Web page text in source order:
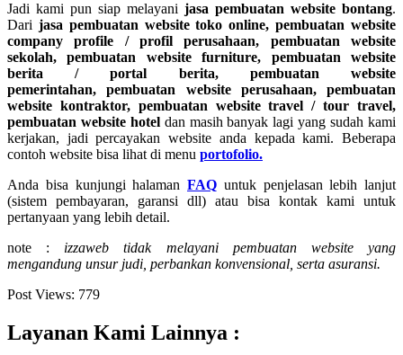
Jadi kami pun siap melayani jasa pembuatan website bontang.
Dari jasa pembuatan website toko online, pembuatan website
company profile / profil perusahaan, pembuatan website
sekolah, pembuatan website furniture, pembuatan website
berita / portal berita, pembuatan website
pemerintahan, pembuatan website perusahaan, pembuatan
website kontraktor, pembuatan website travel / tour travel,
pembuatan website hotel dan masih banyak lagi yang sudah kami
kerjakan, jadi percayakan website anda kepada kami. Beberapa
contoh website bisa lihat di menu portofolio.
Anda bisa kunjungi halaman FAQ untuk penjelasan lebih lanjut
(sistem pembayaran, garansi dll) atau bisa kontak kami untuk
pertanyaan yang lebih detail.
note : izzaweb tidak melayani pembuatan website yang
mengandung unsur judi, perbankan konvensional, serta asuransi.
Post Views: 779
Layanan Kami Lainnya :